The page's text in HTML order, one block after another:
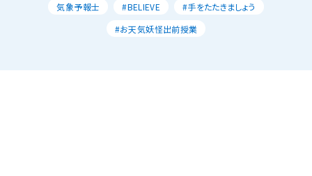
気象予報士
#BELIEVE
#手をたたきましょう
#お天気妖怪出前授業